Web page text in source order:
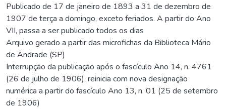
Publicado de 17 de janeiro de 1893 a 31 de dezembro de
1907 de terça a domingo, exceto feriados. A partir do Ano
VII, passa a ser publicado todos os dias
Arquivo gerado a partir das microfichas da Biblioteca Mário
de Andrade (SP)
Interrupção da publicação após o fascículo Ano 14, n. 4761
(26 de julho de 1906), reinicia com nova designação
numérica a partir do fascículo Ano 13, n. 01 (25 de setembro
de 1906)